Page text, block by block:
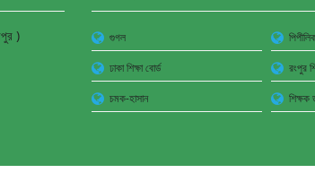
)
গুগল
ঢাকা শিক্ষা বোর্ড
রংপুর
চমক-হাসান